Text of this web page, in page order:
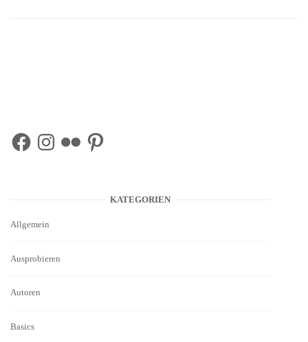
FacebookInstagram
Flickr Pinterest
KATEGORIEN
Allgemein
Ausprobieren
Autoren
Basics